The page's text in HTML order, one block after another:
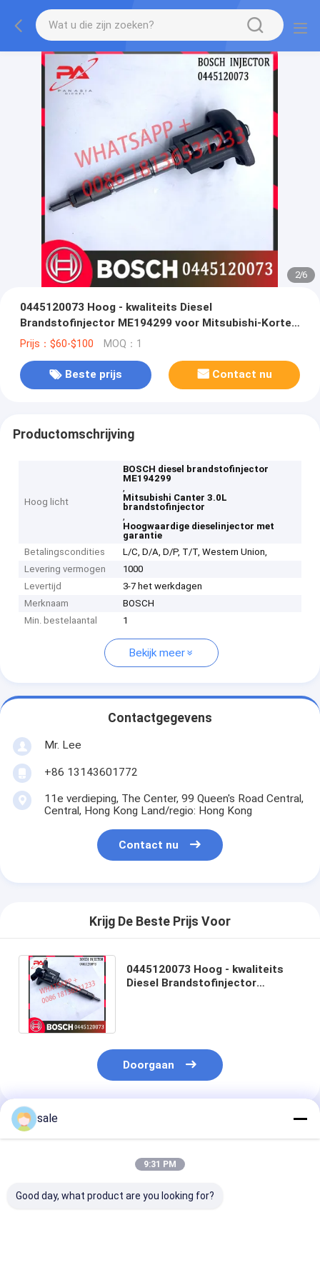
2/6
0445120073 Hoog - kwaliteits Diesel
Brandstofinjector ME194299 voor Mitsubishi-Korte
galop 3.0L
Prijs：$60-$100 MOQ：1
Beste prijs Contact nu
Productomschrijving
Hoog licht
BOSCH diesel brandstofinjector
ME194299
,
Mitsubishi Canter 3.0L
brandstofinjector
,
Hoogwaardige dieselinjector met
garantie
Betalingscondities
L/C, D/A, D/P, T/T, Western Union,
Levering vermogen
1000
Levertijd
3-7 het werkdagen
Merknaam
BOSCH
Min. bestelaantal
1
Bekijk meer
Contactgegevens
Mr. Lee
+86 13143601772
11e verdieping, The Center, 99 Queen's Road Central,
Central, Hong Kong Land/regio: Hong Kong
Contact nu
Krijg De Beste Prijs Voor
0445120073 Hoog - kwaliteits
Diesel Brandstofinjector
Doorgaan
Geadviseerde Producten
sale
9:31 PM
Good day, what product are you looking for?